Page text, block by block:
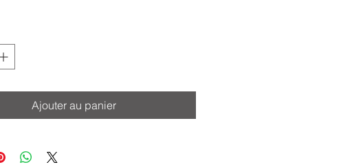
Ajouter au panier